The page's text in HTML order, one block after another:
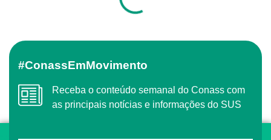
#ConassEmMovimento
Receba o conteúdo semanal do Conass com
as principais notícias e informações do SUS